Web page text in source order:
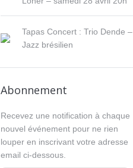
Tapas Concert : Trio Dende –
Jazz brésilien
Abonnement
Recevez une notification à chaque
nouvel événement pour ne rien
louper en inscrivant votre adresse
email ci-dessous.